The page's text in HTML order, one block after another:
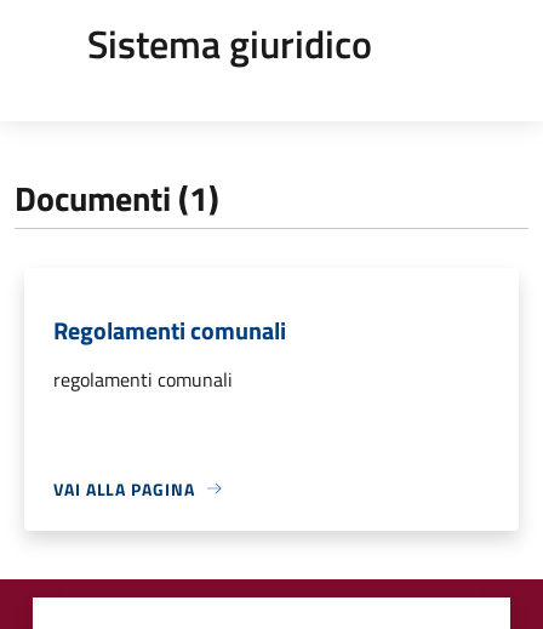
Sistema giuridico
Documenti (1)
Regolamenti comunali
regolamenti comunali
VAI ALLA PAGINA